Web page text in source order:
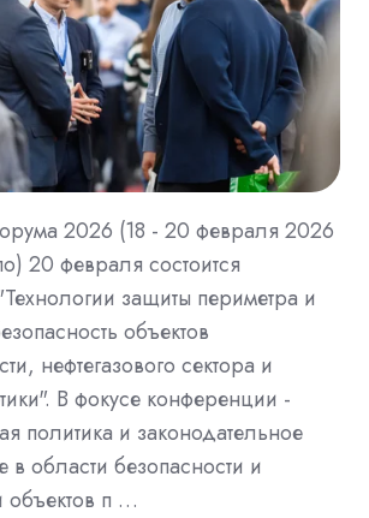
2026 (18 - 20 февраля 2026
20 февраля состоится
защиты периметра и
объектов
нефтегазового сектора и
В фокусе конференции -
политика и законодательное
в области безопасности и
п …